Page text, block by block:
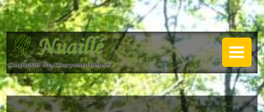
NUAILLÉ
Plan de Nuaillé
Sentiers pédestres
.